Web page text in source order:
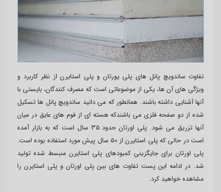
تفاوت ساندویچ پانل های پلی یورتان و پلی استایرن از نظر کاربرد و
ویژگی های آن ها، یکی از موضوعاتی است که مصرف کنندگان، بایستی با
آنها آشنایی داشته باشند. همانطور که می دانید ساندویچ پانل ها تسکیل
شده از دو صفحه فلزی می باشندکه هسته ای از فوم های عایق در میان
آنها تزریق می شود. پلی اورتان حدود 35 سال است که به بازار آمده
است در حالی که پلی استایرن از 50 سال پیش مورد استفاده بوده است.
پلی اورتان برای جایگزینی کمبودهای پلی استایرن منبسط شده تولید
شد. در ادامه این پست تفاوت های بین پلی اورتان و پلی استایرن را
مشاهده خواهید کرد.